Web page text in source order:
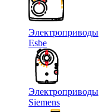
Электроприводы
Esbe
Электроприводы
Siemens